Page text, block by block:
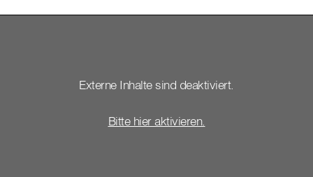
Externe Inhalte sind deaktiviert.
Bitte hier aktivieren.